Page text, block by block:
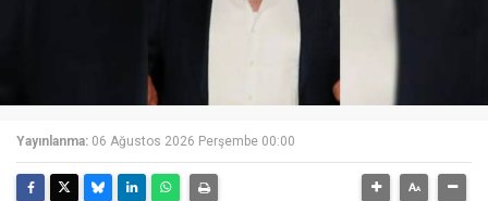
Yayınlanma: 06 Ağustos 2026 Perşembe 00:00